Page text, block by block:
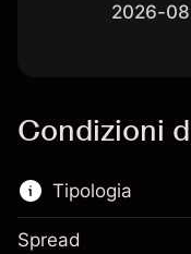
2026-
Condizioni
Tipologia
Spread